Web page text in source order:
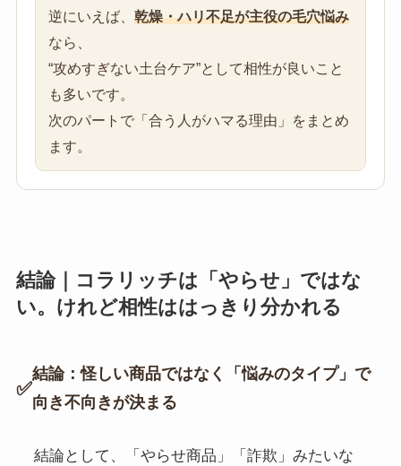
逆にいえば、 乾燥・ハリ不足が主役の毛穴悩み
なら、
“攻めすぎない土台ケア”として相性が良いこと
も多いです。
次のパートで「合う人がハマる理由」をまとめ
ます。
結論｜コラリッチは「やらせ」ではな
い。けれど相性ははっきり分かれる
✅
結論：怪しい商品ではなく「悩みのタイプ」で
向き不向きが決まる
結論として、「やらせ商品」「詐欺」みたいな